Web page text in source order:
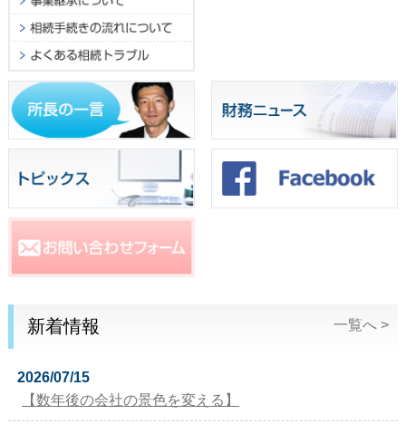
新着情報 一覧へ >
2026/07/15
【数年後の会社の景色を変える】